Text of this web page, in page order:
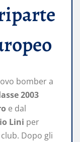
bomber a
2003
e dal
Lini per
Dopo gli